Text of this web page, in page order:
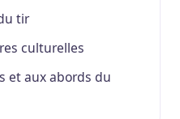
tir
culturelles
et aux abords du